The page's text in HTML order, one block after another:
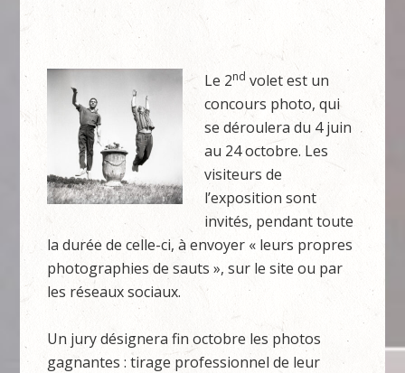
Le 2nd volet est un
concours photo, qui
se déroulera du 4 juin
au 24 octobre. Les
visiteurs de
l’exposition sont
invités, pendant toute
la durée de celle-ci, à envoyer « leurs propres
photographies de sauts », sur le site ou par
les réseaux sociaux.
Un jury désignera fin octobre les photos
gagnantes : tirage professionnel de leur